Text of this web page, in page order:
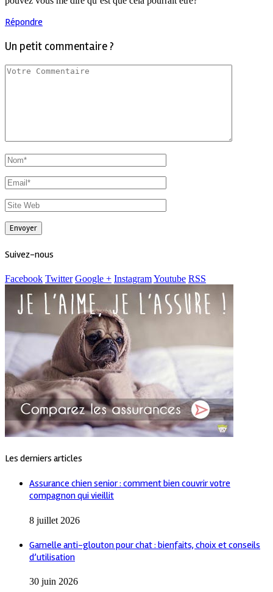
Répondre
Un petit commentaire ?
Suivez-nous
Facebook Twitter Google + InstagramYoutube RSS
Les derniers articles
Assurance chien senior : comment bien couvrir votre
compagnon qui vieillit
8 juillet 2026
Gamelle anti-glouton pour chat : bienfaits, choix et conseils
d’utilisation
30 juin 2026